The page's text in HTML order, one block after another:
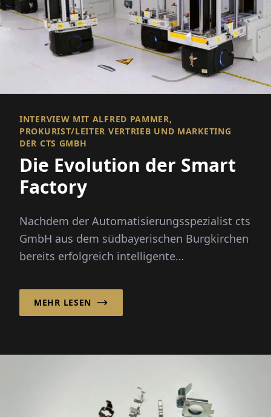
INTERVIEW MIT ALFRED PAMMER,
PROKURIST/LEITER VERTRIEB UND MARKETING
DER CTS GMBH
Die Evolution der Smart
Factory
Nachdem der Automatisierungsspezialist cts
GmbH aus dem südbayerischen Burgkirchen
bereits erfolgreich intelligente
MEHR LESEN